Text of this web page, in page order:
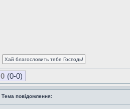
Хай благословить тебе Господь!
0 (0-0)
Тема повідомлення: